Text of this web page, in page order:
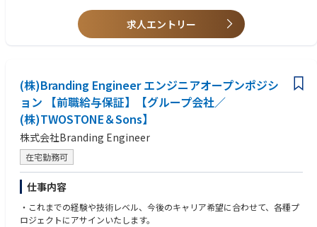
求人エントリー
(株)Branding Engineer エンジニアオープンポジシ
ョン 【前職給与保証】【グループ会社／
(株)TWOSTONE＆Sons】
株式会社Branding Engineer
在宅勤務可
仕事内容
・これまでの経験や技術レベル、今後のキャリア希望に合わせて、各種プ
ロジェクトにアサインいたします。